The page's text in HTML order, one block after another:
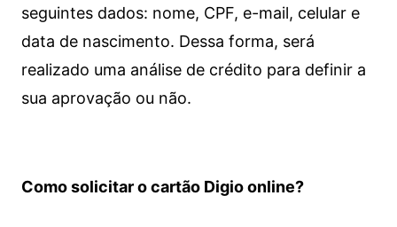
seguintes dados: nome, CPF, e-mail, celular e
data de nascimento. Dessa forma, será
realizado uma análise de crédito para definir a
sua aprovação ou não.
Como solicitar o cartão Digio online?